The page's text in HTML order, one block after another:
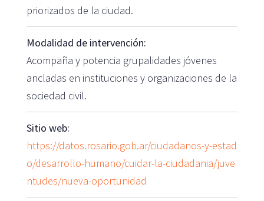
priorizados de la ciudad.
Modalidad de intervención:
Acompaña y potencia grupalidades jóvenes
ancladas en instituciones y organizaciones de la
sociedad civil.
Sitio web:
https://datos.rosario.gob.ar/ciudadanos-y-estad
o/desarrollo-humano/cuidar-la-ciudadania/juve
ntudes/nueva-oportunidad